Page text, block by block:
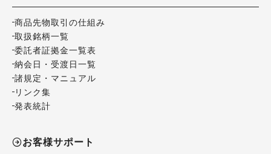
商品先物取引の仕組み
取扱銘柄一覧
委託者証拠金一覧表
納会日・受渡日一覧
諸規定・マニュアル
リンク集
発表統計
お客様サポート